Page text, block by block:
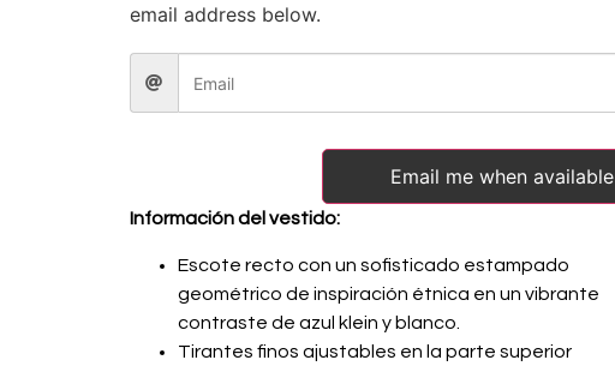
email address below.
Email me when available
Información del vestido:
Escote recto con un sofisticado estampado
geométrico de inspiración étnica en un vibrante
contraste de azul klein y blanco.
Tirantes finos ajustables en la parte superior